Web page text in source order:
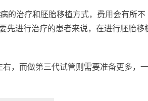
的治疗和胚胎移植方式，费用会有所不
先进行治疗的患者来说，在进行胚胎移
，而做第三代试管则需要准备更多，一